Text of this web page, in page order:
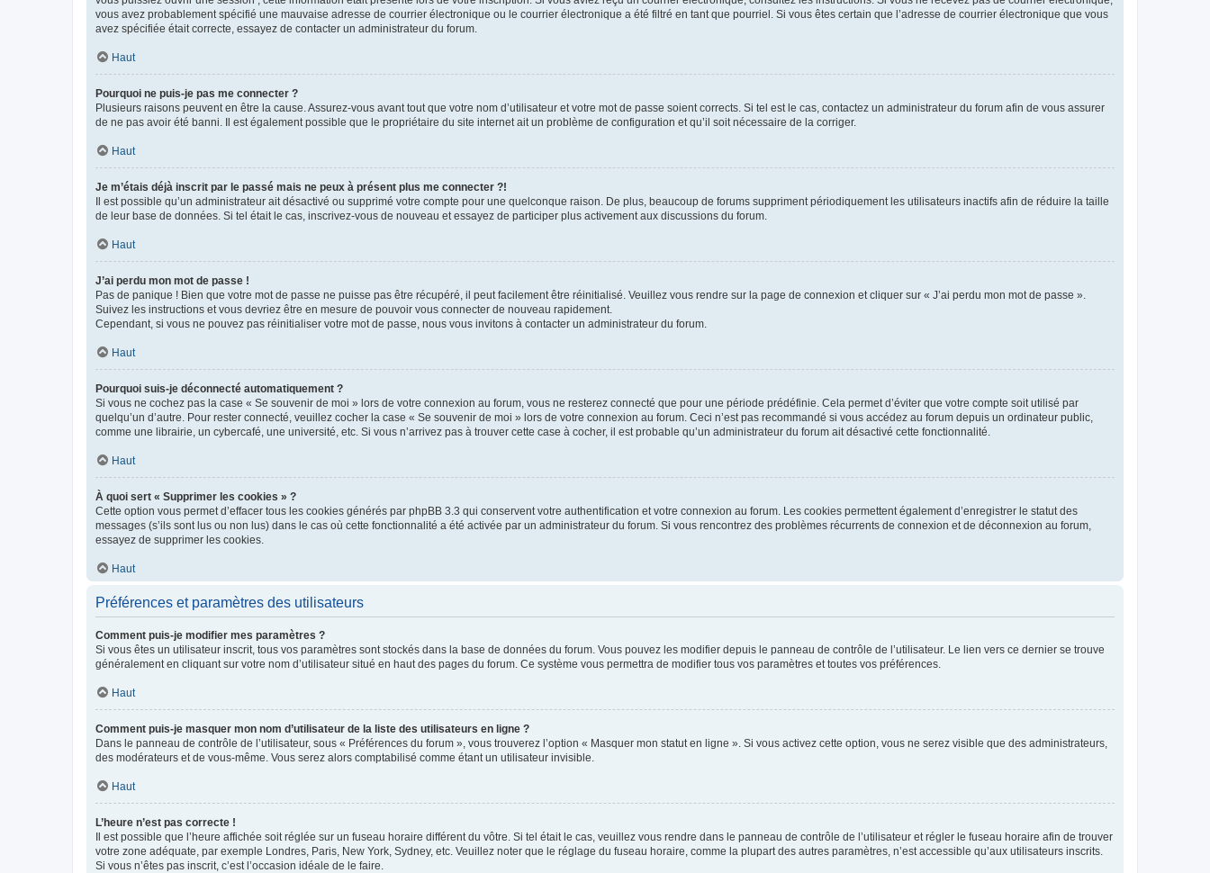
vous avez probablement spécifié une mauvaise adresse de courrier électronique ou le courrier électronique a été filtré en tant que pourriel. Si vous êtes certain que l’adresse de courrier électronique que vous
avez spécifiée était correcte, essayez de contacter un administrateur du forum.
Haut
Pourquoi ne puis-je pas me connecter ?
Plusieurs raisons peuvent en être la cause. Assurez-vous avant tout que votre nom d’utilisateur et votre mot de passe soient corrects. Si tel est le cas, contactez un administrateur du forum afin de vous assurer
de ne pas avoir été banni. Il est également possible que le propriétaire du site internet ait un problème de configuration et qu’il soit nécessaire de la corriger.
Haut
Je m’étais déjà inscrit par le passé mais ne peux à présent plus me connecter ?!
Il est possible qu’un administrateur ait désactivé ou supprimé votre compte pour une quelconque raison. De plus, beaucoup de forums suppriment périodiquement les utilisateurs inactifs afin de réduire la taille
de leur base de données. Si tel était le cas, inscrivez-vous de nouveau et essayez de participer plus activement aux discussions du forum.
Haut
J’ai perdu mon mot de passe !
Pas de panique ! Bien que votre mot de passe ne puisse pas être récupéré, il peut facilement être réinitialisé. Veuillez vous rendre sur la page de connexion et cliquer sur « J’ai perdu mon mot de passe ».
Suivez les instructions et vous devriez être en mesure de pouvoir vous connecter de nouveau rapidement.
Cependant, si vous ne pouvez pas réinitialiser votre mot de passe, nous vous invitons à contacter un administrateur du forum.
Haut
Pourquoi suis-je déconnecté automatiquement ?
Si vous ne cochez pas la case « Se souvenir de moi » lors de votre connexion au forum, vous ne resterez connecté que pour une période prédéfinie. Cela permet d’éviter que votre compte soit utilisé par
quelqu’un d’autre. Pour rester connecté, veuillez cocher la case « Se souvenir de moi » lors de votre connexion au forum. Ceci n’est pas recommandé si vous accédez au forum depuis un ordinateur public,
comme une librairie, un cybercafé, une université, etc. Si vous n’arrivez pas à trouver cette case à cocher, il est probable qu’un administrateur du forum ait désactivé cette fonctionnalité.
Haut
À quoi sert « Supprimer les cookies » ?
Cette option vous permet d’effacer tous les cookies générés par phpBB 3.3 qui conservent votre authentification et votre connexion au forum. Les cookies permettent également d’enregistrer le statut des
messages (s’ils sont lus ou non lus) dans le cas où cette fonctionnalité a été activée par un administrateur du forum. Si vous rencontrez des problèmes récurrents de connexion et de déconnexion au forum,
essayez de supprimer les cookies.
Haut
Préférences et paramètres des utilisateurs
Comment puis-je modifier mes paramètres ?
Si vous êtes un utilisateur inscrit, tous vos paramètres sont stockés dans la base de données du forum. Vous pouvez les modifier depuis le panneau de contrôle de l’utilisateur. Le lien vers ce dernier se trouve
généralement en cliquant sur votre nom d’utilisateur situé en haut des pages du forum. Ce système vous permettra de modifier tous vos paramètres et toutes vos préférences.
Haut
Comment puis-je masquer mon nom d’utilisateur de la liste des utilisateurs en ligne ?
Dans le panneau de contrôle de l’utilisateur, sous « Préférences du forum », vous trouverez l’option « Masquer mon statut en ligne ». Si vous activez cette option, vous ne serez visible que des administrateurs,
des modérateurs et de vous-même. Vous serez alors comptabilisé comme étant un utilisateur invisible.
Haut
L’heure n’est pas correcte !
Il est possible que l’heure affichée soit réglée sur un fuseau horaire différent du vôtre. Si tel était le cas, veuillez vous rendre dans le panneau de contrôle de l’utilisateur et régler le fuseau horaire afin de trouver
votre zone adéquate, par exemple Londres, Paris, New York, Sydney, etc. Veuillez noter que le réglage du fuseau horaire, comme la plupart des autres paramètres, n’est accessible qu’aux utilisateurs inscrits.
Si vous n’êtes pas inscrit, c’est l’occasion idéale de le faire.